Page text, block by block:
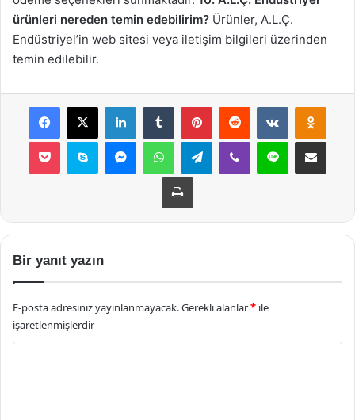
ürünleri nereden temin edebilirim? Ürünler, A.L.Ç.
Endüstriyel’in web sitesi veya iletişim bilgileri üzerinden
temin edilebilir.
Facebook
X LinkedInTumblr PinterestReddit VKontakte
Pocket Skype MessengerWhatsAppTelegramViber Line E-Posta ile
Yazdır
Bir yanıt yazın
E-posta adresiniz yayınlanmayacak.Gerekli alanlar* ile
işaretlenmişlerdir